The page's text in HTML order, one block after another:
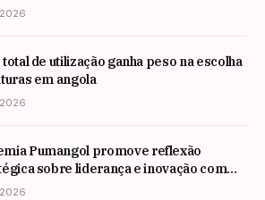
total de utilização ganha peso na escolha
em angola
Pumangol promove reflexão
sobre liderança e inovação com
internacional Nadim Habib